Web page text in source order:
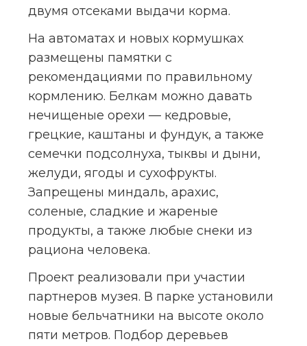
двумя отсеками выдачи корма.
На автоматах и новых кормушках
размещены памятки с
рекомендациями по правильному
кормлению. Белкам можно давать
нечищеные орехи — кедровые,
грецкие, каштаны и фундук, а также
семечки подсолнуха, тыквы и дыни,
желуди, ягоды и сухофрукты.
Запрещены миндаль, арахис,
соленые, сладкие и жареные
продукты, а также любые снеки из
рациона человека.
Проект реализовали при участии
партнеров музея. В парке установили
новые бельчатники на высоте около
пяти метров. Подбор деревьев